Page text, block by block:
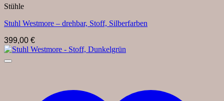
Stühle
Stuhl Westmore – drehbar, Stoff, Silberfarben
399,00 €